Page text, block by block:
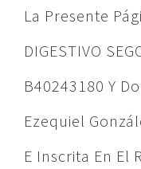
La Presente
DIGESTIVO
B40243180 Y
Ezequiel
E Inscrita En El